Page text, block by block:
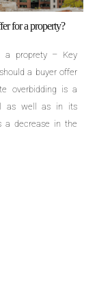
for a property?
a proprety – Key
a buyer offer
overbidding is a
as well as in its
a decrease in the